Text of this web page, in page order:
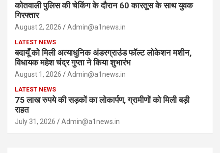
कोतवाली पुलिस की चेकिंग के दौरान 60 कारतूस के साथ युवक
गिरफ्तार
August 2, 2026 Admin@a1news.in
LATEST NEWS
बदायूँ को मिली अत्याधुनिक अंडरग्राउंड फॉल्ट लोकेशन मशीन,
विधायक महेश चंद्र गुप्ता ने किया शुभारंभ
August 1, 2026 Admin@a1news.in
LATEST NEWS
75 लाख रुपये की सड़कों का लोकार्पण, ग्रामीणों को मिली बड़ी
राहत
July 31, 2026 Admin@a1news.in